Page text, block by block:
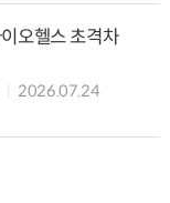
오헬스 초격차
2026.07.24